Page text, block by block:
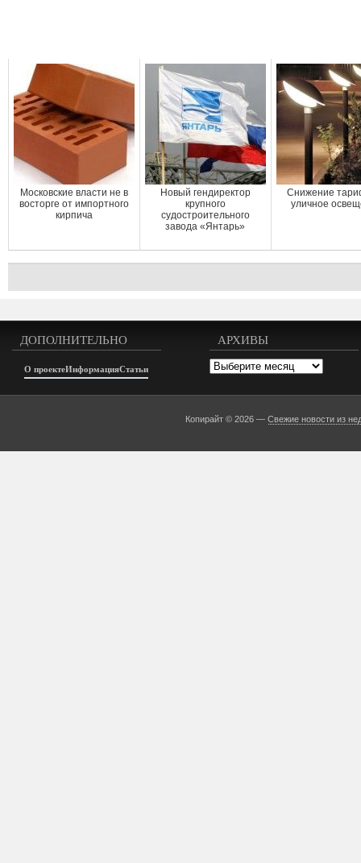
Московские власти не в
восторге от импортного
кирпича
Новый гендиректор
крупного
судостроительного
завода «Янтарь»
Снижение
уличное
ДОПОЛНИТЕЛЬНО
О проектеИнформацияСтатьи
АРХИВЫ
Архивы
Копирайт © 2026 —Свежие новости из